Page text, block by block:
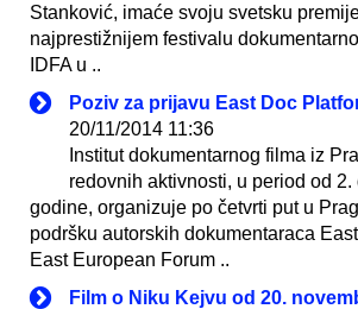
Stanković, imaće svoju svetsku
najprestižnijem festivalu
IDFA u ..
Poziv za prijavu East Doc
20/11/2014 11:36
Institut dokumentarnog filma iz
redovnih aktivnosti, u period od 2.
godine, organizuje po četvrti put u
podršku autorskih dokumentaraca
East European Forum ..
Film o Niku Kejvu od 20.